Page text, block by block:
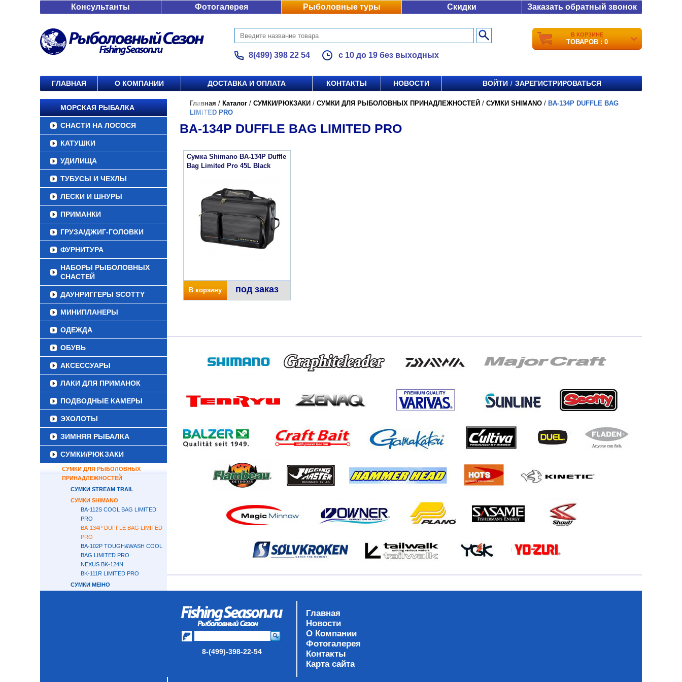
Консультанты Фотогалерея Рыболовные туры Скидки Заказать обратный звонок
8(499) 398 22 54 с 10 до 19 без выходных
В КОРЗИНЕ
ТОВАРОВ : 0
ГЛАВНАЯ О КОМПАНИИ ДОСТАВКА И ОПЛАТА КОНТАКТЫ НОВОСТИ ВОЙТИ / ЗАРЕГИСТРИРОВАТЬСЯ
МОРСКАЯ РЫБАЛКА
СНАСТИ НА ЛОСОСЯ
КАТУШКИ
УДИЛИЩА
ТУБУСЫ И ЧЕХЛЫ
ЛЕСКИ И ШНУРЫ
ПРИМАНКИ
ГРУЗА/ДЖИГ-ГОЛОВКИ
ФУРНИТУРА
НАБОРЫ РЫБОЛОВНЫХ
СНАСТЕЙ
ДАУНРИГГЕРЫ SCOTTY
МИНИПЛАНЕРЫ
ОДЕЖДА
ОБУВЬ
АКСЕССУАРЫ
ЛАКИ ДЛЯ ПРИМАНОК
ПОДВОДНЫЕ КАМЕРЫ
ЭХОЛОТЫ
ЗИМНЯЯ РЫБАЛКА
СУМКИ/РЮКЗАКИ
СУМКИ ДЛЯ РЫБОЛОВНЫХ
ПРИНАДЛЕЖНОСТЕЙ
СУМКИ STREAM TRAIL
СУМКИ SHIMANO
BA-112S COOL BAG LIMITED
PRO
BA-134P DUFFLE BAG LIMITED
PRO
BA-102P TOUGH&WASH COOL
BAG LIMITED PRO
NEXUS BK-124N
BK-111R LIMITED PRO
СУМКИ MEIHO
Главная / Каталог / СУМКИ/РЮКЗАКИ / СУМКИ ДЛЯ РЫБОЛОВНЫХ ПРИНАДЛЕЖНОСТЕЙ / СУМКИ SHIMANO / BA-134P DUFFLE BAG
LIMITED PRO
BA-134P DUFFLE BAG LIMITED PRO
Сумка Shimano BA-134P Duffle
Bag Limited Pro 45L Black
В корзину под заказ
8-(499)-398-22-54
Главная
Новости
О Компании
Фотогалерея
Контакты
Карта сайта